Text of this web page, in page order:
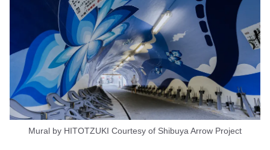
Mural by HITOTZUKI Courtesy of Shibuya Arrow Project